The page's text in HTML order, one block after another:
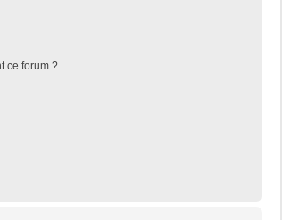
ce forum ?